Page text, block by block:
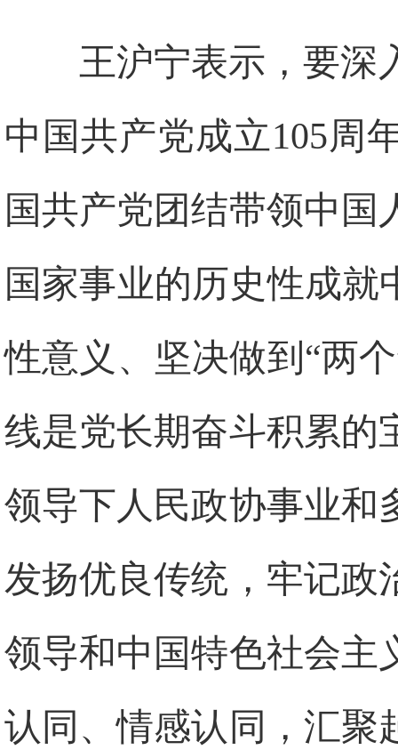
王沪宁表示，要深
中国共产党成立105周
国共产党团结带领中国
国家事业的历史性成就
性意义、坚决做到“两
线是党长期奋斗积累的
领导下人民政协事业和
发扬优良传统，牢记政
领导和中国特色社会主
认同、情感认同，汇聚